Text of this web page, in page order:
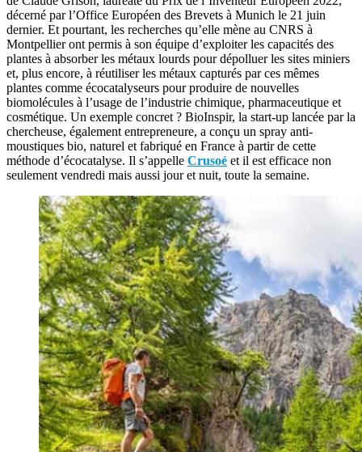
décerné par l’Office Européen des Brevets à Munich le 21 juin
dernier. Et pourtant, les recherches qu’elle mène au CNRS à
Montpellier ont permis à son équipe d’exploiter les capacités des
plantes à absorber les métaux lourds pour dépolluer les sites miniers
et, plus encore, à réutiliser les métaux capturés par ces mêmes
plantes comme écocatalyseurs pour produire de nouvelles
biomolécules à l’usage de l’industrie chimique, pharmaceutique et
cosmétique. Un exemple concret ? BioInspir, la start-up lancée par la
chercheuse, également entrepreneure, a conçu un spray anti-
moustiques bio, naturel et fabriqué en France à partir de cette
méthode d’écocatalyse. Il s’appelle Crusoé et il est efficace non
seulement vendredi mais aussi jour et nuit, toute la semaine.